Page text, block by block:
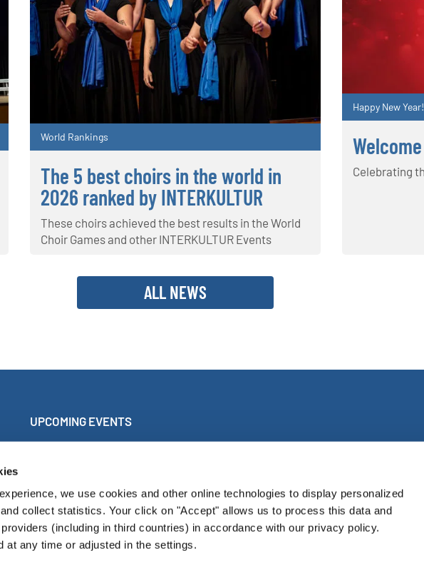
we use cookies and other online technologies to display personalized
collect statistics. Your click on "Accept" allows us to process this data and
(including in third countries) in accordance with our privacy policy.
at any time or adjusted in the settings.
World Rankings
The 5 best choirs in the world in
2026 ranked by INTERKULTUR
These choirs achieved the best results in the World
Choir Games and other INTERKULTUR Events
Happy New Year!
Celebrating
ALL NEWS
UPCOMING EVENTS
Sing Along Concert Málaga
Internationales Chorfest Magdeburg